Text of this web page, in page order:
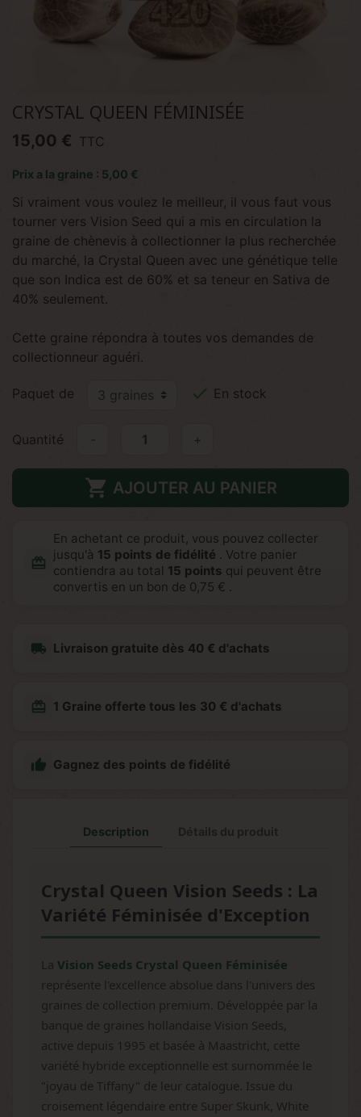
CRYSTAL QUEEN FÉMINISÉE
15,00 € TTC
Prix a la graine : 5,00 €
Si vraiment vous voulez le meilleur, il vous faut vous
tourner vers Vision Seed qui a mis en circulation la
graine de chènevis à collectionner la plus recherchée
du marché, la Crystal Queen avec une génétique telle
que son Indica est de 60% et sa teneur en Sativa de
40% seulement.
Cette graine répondra à toutes vos demandes de
collectionneur aguéri.
Paquet de  En stock
Quantité +
 AJOUTER AU PANIER
redeem
En achetant ce produit, vous pouvez collecter
jusqu'à 15 points de fidélité . Votre panier
contiendra au total 15 points qui peuvent être
convertis en un bon de 0,75 € .
local_shipping Livraison gratuite dès 40 € d'achats
redeem 1 Graine offerte tous les 30 € d'achats
 Gagnez des points de fidélité
Description
Crystal Queen Vision Seeds : La
Variété Féminisée d'Exception
La Vision Seeds Crystal Queen Féminisée
représente l'excellence absolue dans l'univers des
graines de collection premium. Développée par la
banque de graines hollandaise Vision Seeds,
active depuis 1995 et basée à Maastricht, cette
variété hybride exceptionnelle est surnommée le
"joyau de Tiffany" de leur catalogue. Issue du
croisement légendaire entre Super Skunk, White